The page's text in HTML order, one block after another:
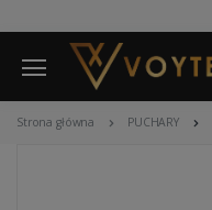
Strona główna PUCHARY